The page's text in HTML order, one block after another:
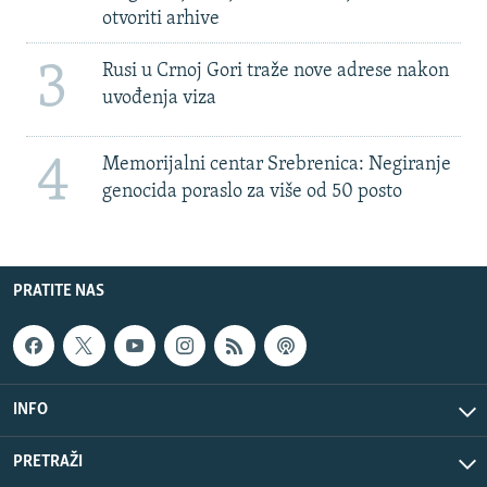
otvoriti arhive
3
Rusi u Crnoj Gori traže nove adrese nakon
uvođenja viza
4
Memorijalni centar Srebrenica: Negiranje
genocida poraslo za više od 50 posto
PRATITE NAS
INFO
PRETRAŽI